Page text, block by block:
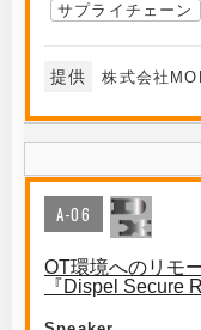
サプライチェーン
提供 株式会社
A-06
OT環境へのリモ
『Dispel Secure